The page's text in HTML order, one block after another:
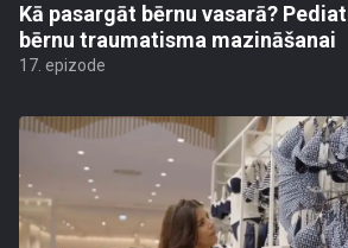
Kā pasargāt bērnu vasarā?
bērnu traumatisma mazināšanai
17. epizode